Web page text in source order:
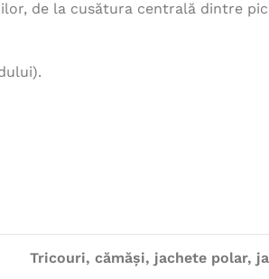
de la cusătura centrală dintre
Tricouri, cămăși, jachete polar,